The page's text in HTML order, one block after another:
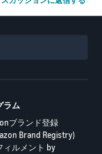
ラム
ブランド登録
Brand Registry)
ィルメント by